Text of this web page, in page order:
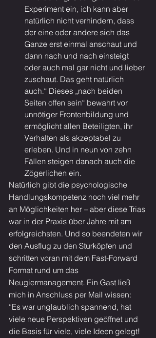
Experiment ein, ich kann aber
natürlich nicht verhindern, dass
der eine oder andere sich das
Ganze erst einmal anschaut und
dann nach und nach einsteigt
oder auch mal gar nicht und lieber
zuschaut. Das geht natürlich
auch.“ Dieses „nach beiden
Seiten offen sein“ bewahrt vor
unnötiger Frontenbildung und
ermöglicht allen Beteiligten, ihr
Verhalten als akzeptabel zu
erleben. Und in neun von zehn
Fällen steigen danach auch die
Zögerlichen ein.
Natürlich gibt die psychologische
Handlungskompetenz noch viel mehr
an Möglichkeiten her – aber diese Trias
war in der Praxis über Jahre mit am
erfolgreichsten. Und so beendeten wir
den Ausflug zu den Sturköpfen und
schritten voran mit dem Fast-Forward
Format rund um das
Neugiermanagement. Ein Gast ließ
mich in Anschluss per Mail wissen:
“Es war unglaublich spannend, hat
viele neue Perspektiven geöffnet und
die Basis für viele, viele Ideen gelegt!